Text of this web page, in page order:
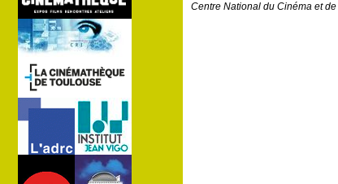
Centre National du Cinéma et